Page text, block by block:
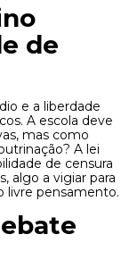
de
e a liberdade
A escola deve
mas como
A lei
de censura
algo a vigiar para
livre pensamento.